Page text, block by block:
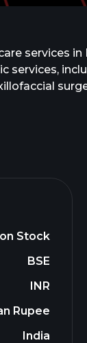
services
Stock
BSE
INR
Rupee
India